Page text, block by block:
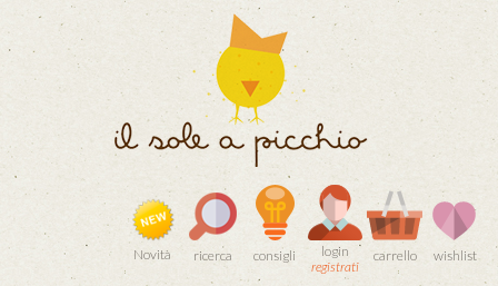
Novità ricerca consigli
login
registrati
carrello wishlist